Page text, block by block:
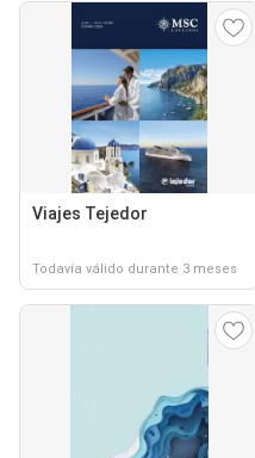
Viajes Tejedor
Todavía válido durante 3 meses